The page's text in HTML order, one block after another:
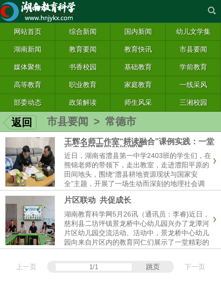
网站首页 综合新闻 国内新闻 幼儿文学集
湖南新闻 教育要闻 教育快讯 市县要闻
媒体聚焦 书香校园 基础教育 学前教育
高等教育 职业教育 家庭教育 一线采风
部委动态 政策解读 师生风采 三湘校园
返回 市县要闻 > 常德市
王辉名师工作室“耕读融合”课例实践：一堂
行走在田野间的地理课
近日，湖南省澧县第一中学2403班的学生们，在
熊锦老师的带领下，走出教室，走进澧阳平原的
田间地头，围绕“澧县耕地资源现状与国家安
全”主题，开展了一场生动而深刻的地理社会调
查。这不仅是高中地理选择性必修课程《耕地资
源与国家安全》教学的一次鲜活实践，更是常德
市......
片区联动 共促成长
湖南教育科学网5月26讯（通讯员：李睿)近日，
慈利县二坊坪镇景龙桥中心幼儿园兴办了龙潭河
片区幼儿园交流活动。活动中，景龙桥中心幼儿
园向来自片区内的教育同仁们展示了一堂精彩的
幼儿课程。此外，园长们还分享了各自的管理经
育工作的领导发表了专题讲...
上一页 跳页 下一页